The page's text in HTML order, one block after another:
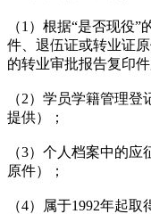
（1）根据“是否现役
件、退伍证或转业证
的转业审批报告复印
（2）学员学籍管理
提供）；
（3）个人档案中的
原件）；
（4）属于1992年起